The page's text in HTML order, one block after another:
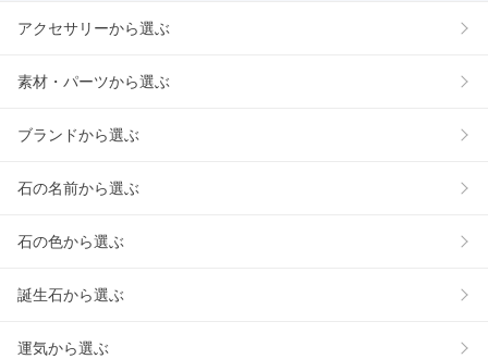
アクセサリーから選ぶ
素材・パーツから選ぶ
ブランドから選ぶ
石の名前から選ぶ
石の色から選ぶ
誕生石から選ぶ
運気から選ぶ